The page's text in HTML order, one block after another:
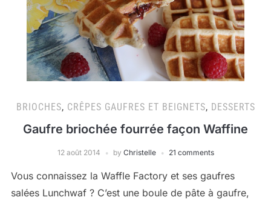
BRIOCHES, CRÊPES GAUFRES ET BEIGNETS, DESSERTS
Gaufre briochée fourrée façon Waffine
12 août 2014 by Christelle 21 comments
Vous connaissez la Waffle Factory et ses gaufres
salées Lunchwaf ? C’est une boule de pâte à gaufre,